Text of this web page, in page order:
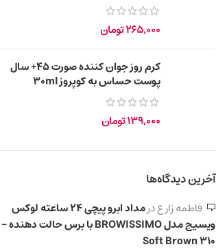
265,000تومان
کرم روز جوان کننده صورت 45+ سال
پوست حساس به کوپروز 30ml
139,000تومان
آخرین دیدگاه‌ها
فاطمه زارعدر
مداد ابرو پیچی 24 ساعته لوکس
ویسیج مدل BROWISSIMO با برس حالت دهنده –
310 Soft Brown